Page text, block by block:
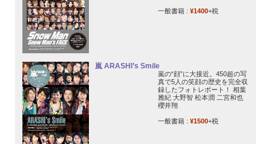
一般書籍 : ¥1400+税
嵐 ARASHI’s Smile
嵐の“顔”に大接近。450超の写
真で5人の笑顔の歴史を完全収
録したフォトレポート！ 相葉
雅紀 大野智 松本潤 二宮和也
櫻井翔
一般書籍 : ¥1500+税